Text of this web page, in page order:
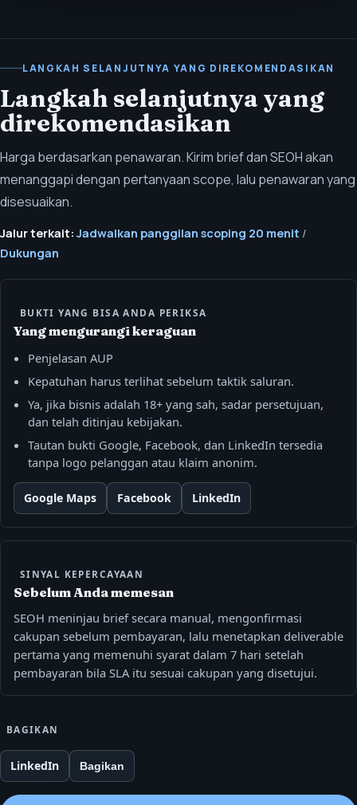
LANGKAH SELANJUTNYA YANG DIREKOMENDASIKAN
Langkah selanjutnya yang
direkomendasikan
Harga berdasarkan penawaran. Kirim brief dan SEOH akan
menanggapi dengan pertanyaan scope, lalu penawaran yang
disesuaikan.
Jalur terkait: Jadwalkan panggilan scoping 20 menit /
Dukungan
BUKTI YANG BISA ANDA PERIKSA
Yang mengurangi keraguan
Penjelasan AUP
Kepatuhan harus terlihat sebelum taktik saluran.
Ya, jika bisnis adalah 18+ yang sah, sadar persetujuan,
dan telah ditinjau kebijakan.
Tautan bukti Google, Facebook, dan LinkedIn tersedia
tanpa logo pelanggan atau klaim anonim.
Google Maps Facebook LinkedIn
SINYAL KEPERCAYAAN
Sebelum Anda memesan
SEOH meninjau brief secara manual, mengonfirmasi
cakupan sebelum pembayaran, lalu menetapkan deliverable
pertama yang memenuhi syarat dalam 7 hari setelah
pembayaran bila SLA itu sesuai cakupan yang disetujui.
BAGIKAN
LinkedIn Bagikan